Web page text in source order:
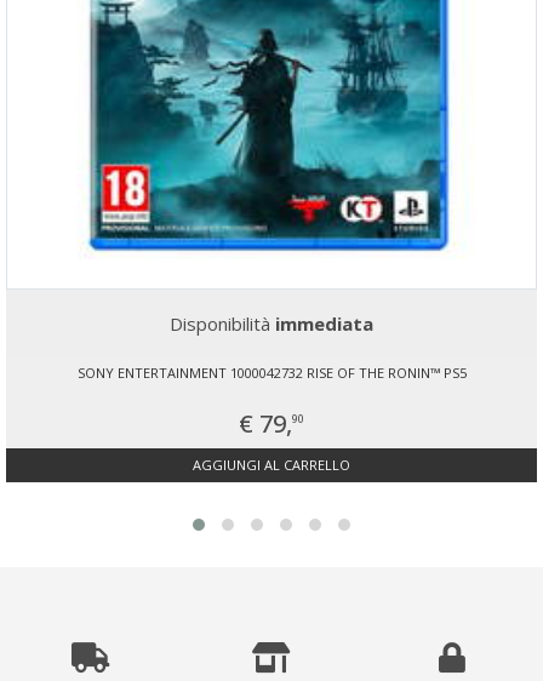
Disponibilità immediata
SONY ENTERTAINMENT 1000042732 RISE OF THE RONIN™ PS5
€ 79,90
AGGIUNGI AL CARRELLO